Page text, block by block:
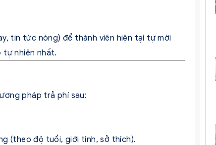
tin tức nóng) để thành viên hiện tại tự mời
tự nhiên nhất.
pháp trả phí sau:
(theo độ tuổi, giới tính, sở thích).